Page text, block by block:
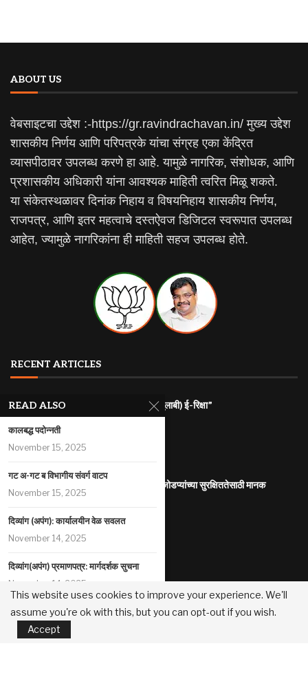
ABOUT US
वेबसाइटचा उद्देश :-https://gr.ravindrachavan.in/ मुख्य उद्देश
शासकीय निर्णय आणि परिपत्रके यांचा संग्रह एका केंद्रित
व्यासपीठावर उपलब्ध करणे हा आहे. यामुळे नागरिक, संशोधक, आणि
प्रशासकीय अधिकारी यांना आवश्यक माहिती त्वरित मिळू शकते.
या संकेतस्थळावर दिनांक निहाय व विषयनिहाय शासकीय निर्णय,
राजपत्र, आणि इतर महत्वाचे दस्तऐवज डिजिटल स्वरूपात उपलब्ध
आहेत, ज्यामुळे नागरिकांना ही माहिती सहज उपलब्ध होते.
RECENT ARTICLES
राज्यातील गरजू महिलांना रोजगारासाठी “पिंक (गुलाबी) ई-रिक्षा”
July 31, 2026
महाराष्ट्र इलेक्ट्रिक वाहन धोरण
आंतरजातीय किंवा आंतरधर्मीय विवाह करणा-या जोडप्यांच्या सुरक्षिततेसाठी मानक
कार्यप्रणाली
पोलीस कोठडीतील मृत्यू
सुधारित प्रधानमंत्री पीक विमा योजना
July 29, 2026
महानगरपालिका /नगरपरिषदा/नगरपंचायती यांच्या मालकीच्या मालमत्तांच्या मुद्रीकरण
धोरण
READ ALSO
कालबद्ध पदोन्नती
November 15, 2025
गट अ-गट ब विभागीय संवर्ग वाटप
November 15, 2025
दिव्यांग (अपंग): कार्यालयीन वेळ सवलत
November 14, 2025
दिव्यांग(अपंग) प्रमाणपत्र: मार्गदर्शक सुचना
November 14, 2025
दिव्यांग (अपंग) पदोन्नती आरक्षण
November 14, 2025
This website uses cookies to improve your experience. We'll
assume you're ok with this, but you can opt-out if you wish.
Accept